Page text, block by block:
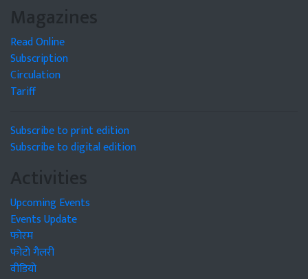
Magazines
Read Online
Subscription
Circulation
Tariff
Subscribe to print edition
Subscribe to digital edition
Activities
Upcoming Events
Events Update
फोरम
फोटो गैलरी
वीडियो